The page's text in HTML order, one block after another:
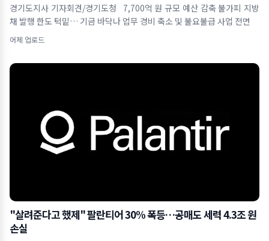
경기도지사 기자회견/경기도청 7,700억 원 규모 예산 감축 불가피 지방
채 발행 한도 턱밑… 기금 바닥나 업무 경비 축소 및 불요불급 사업 전면
어제 업로드
"살려준다고 했제" 팔란티어 30% 폭등…공매도 세력 4.3조 원
손실